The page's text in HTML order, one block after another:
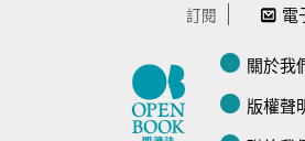
訂閱 電
關於我
版權聲